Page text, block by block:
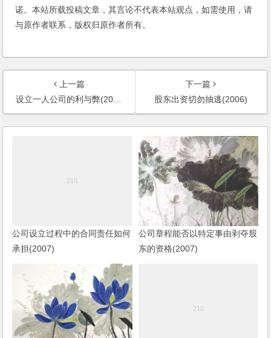
诺。本站所载投稿文章，其言论不代表本站观点，如需使用，请
与原作者联系，版权归原作者所有。
上一篇
设立一人公司的利与弊(2006)
下一篇
股东出资切勿抽逃(2006)
公司设立过程中的合同责任如何
承担(2007)
公司章程能否以特定事由剥夺股
东的资格(2007)